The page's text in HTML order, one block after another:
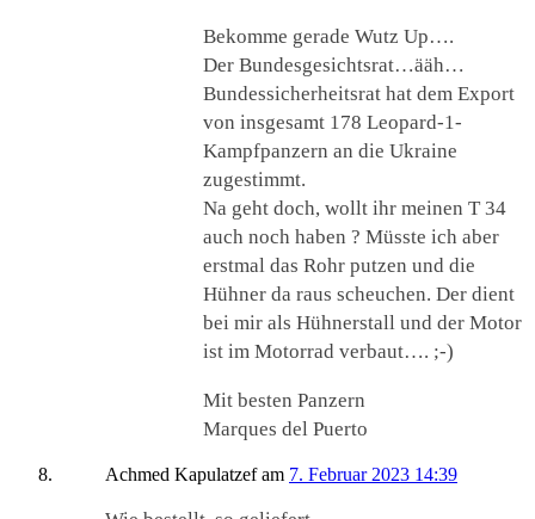
Bekomme gerade Wutz Up….
Der Bundesgesichtsrat…ääh…
Bundessicherheitsrat hat dem Export
von insgesamt 178 Leopard-1-
Kampfpanzern an die Ukraine
zugestimmt.
Na geht doch, wollt ihr meinen T 34
auch noch haben ? Müsste ich aber
erstmal das Rohr putzen und die
Hühner da raus scheuchen. Der dient
bei mir als Hühnerstall und der Motor
ist im Motorrad verbaut…. ;-)
Mit besten Panzern
Marques del Puerto
Achmed Kapulatzefam 7. Februar 2023 14:39